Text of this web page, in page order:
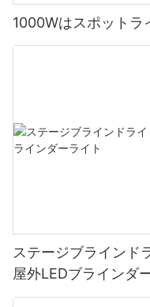
1000Wはスポットラ
ステージブラインド
屋外LEDブラインダ